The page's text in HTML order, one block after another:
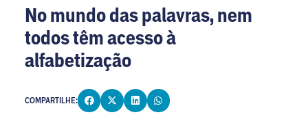
No mundo das palavras, nem
todos têm acesso à
alfabetização
COMPARTILHE: